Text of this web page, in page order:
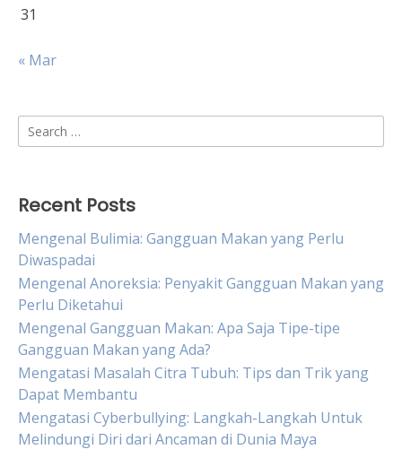
31
« Mar
Search
for:
Recent Posts
Mengenal Bulimia: Gangguan Makan yang Perlu
Diwaspadai
Mengenal Anoreksia: Penyakit Gangguan Makan yang
Perlu Diketahui
Mengenal Gangguan Makan: Apa Saja Tipe-tipe
Gangguan Makan yang Ada?
Mengatasi Masalah Citra Tubuh: Tips dan Trik yang
Dapat Membantu
Mengatasi Cyberbullying: Langkah-Langkah Untuk
Melindungi Diri dari Ancaman di Dunia Maya